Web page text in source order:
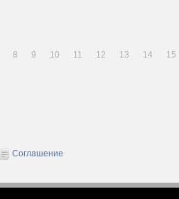
8 9 10 11 12 13 14 15
Соглашение